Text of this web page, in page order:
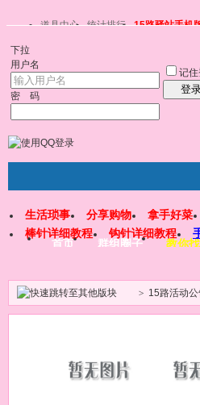
道具中心 统计排行 15路驿站手机
下拉
用户名
密 码
记
登
首页 群组圈子 教你
生活琐事 分享购物 拿手好菜
棒针详细教程
钩针详细教程
> 15路活动